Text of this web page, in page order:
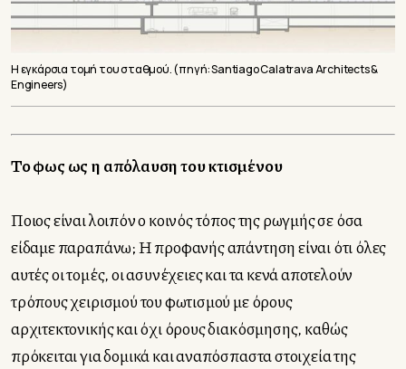
H εγκάρσια τομή του σταθμού. (πηγή: Santiago Calatrava Architects &
Engineers)
Το φως ως η απόλαυση του κτισμένου
Ποιος είναι λοιπόν ο κοινός τόπος της ρωγμής σε όσα
είδαμε παραπάνω; Η προφανής απάντηση είναι ότι όλες
αυτές οι τομές, οι ασυνέχειες και τα κενά αποτελούν
τρόπους χειρισμού του φωτισμού με όρους
αρχιτεκτονικής και όχι όρους διακόσμησης, καθώς
πρόκειται για δομικά και αναπόσπαστα στοιχεία της